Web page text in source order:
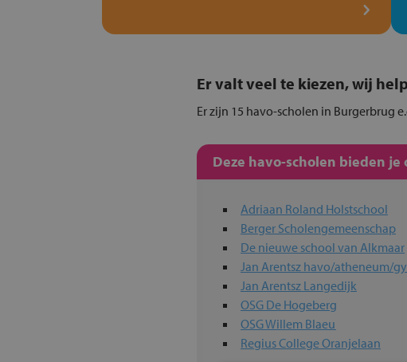
Er valt veel te kiezen, wij
Er zijn 15 havo-scholen in Burgerbrug
Deze havo-scholen bieden
Adriaan Roland Holstschool
Berger Scholengemeenschap
De nieuwe school van Alkmaar
Jan Arentsz havo/atheneum/
Jan Arentsz Langedijk
OSG De Hogeberg
OSG Willem Blaeu
Regius College Oranjelaan